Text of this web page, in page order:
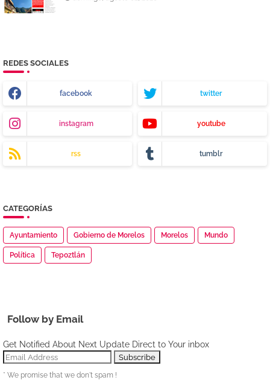
REDES SOCIALES
facebook twitter
instagram youtube
rss tumblr
CATEGORÍAS
Ayuntamiento Gobierno de Morelos Morelos Mundo
Política Tepoztlán
Follow by Email
Get Notified About Next Update Direct to Your inbox
* We promise that we don't spam !